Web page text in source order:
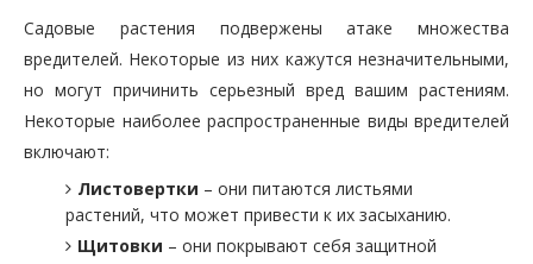
Садовые растения подвержены атаке множества
вредителей. Некоторые из них кажутся незначительными,
но могут причинить серьезный вред вашим растениям.
Некоторые наиболее распространенные виды вредителей
включают:
Листовертки – они питаются листьями
растений, что может привести к их засыханию.
Щитовки – они покрывают себя защитной